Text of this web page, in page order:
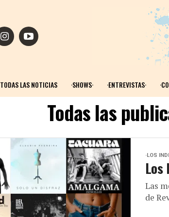
TODAS LAS NOTICIAS ·SHOWS· ·ENTREVISTAS·
Todas las
·LOS
Los
Las
de